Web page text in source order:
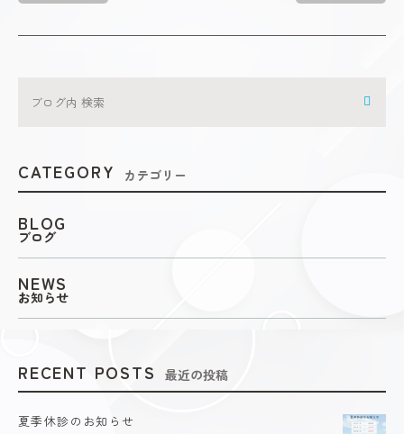
CATEGORY カテゴリー
BLOG
ブログ
NEWS
お知らせ
RECENT POSTS 最近の投稿
夏季休診のお知らせ